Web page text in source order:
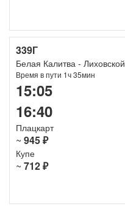
339Г
Белая Калитва - Лиховской
Время в пути 1ч 35мин
15:05
16:40
Плацкарт
~ 945 ₽
Купе
~ 712 ₽